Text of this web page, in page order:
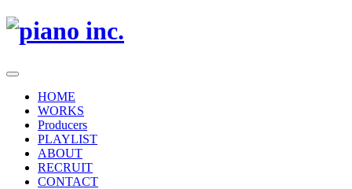
HOME
WORKS
Producers
PLAYLIST
ABOUT
RECRUIT
CONTACT